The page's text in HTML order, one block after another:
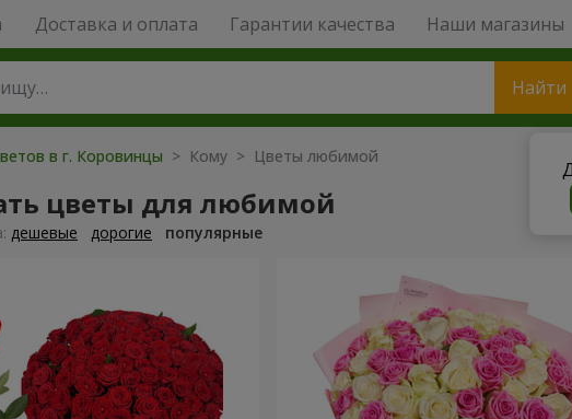
Доставка и оплата Гарантии качества Наши магазины
Найти
в г. Коровинцы > Кому > Цветы любимой
цветы для любимой
дешевые дорогие популярные